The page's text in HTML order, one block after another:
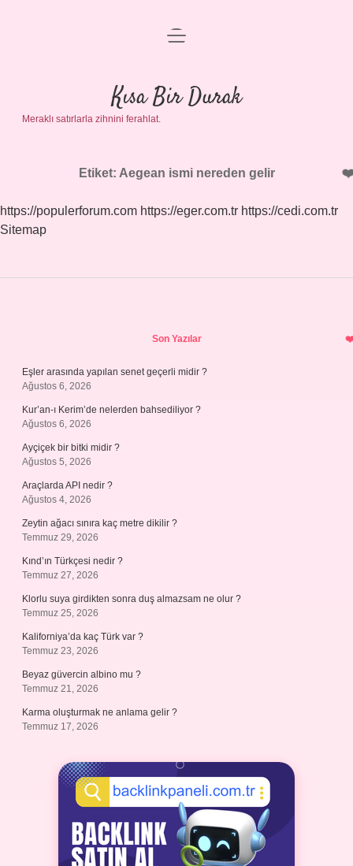
Anasayfa
Gizlilik Politikası
Yasal Uyarı
menüyü
Kısa Bir Durak
Meraklı satırlarla zihnini ferahlat.
Etiket: Aegean ismi nereden gelir
https://populerforum.com https://eger.com.tr https://cedi.com.tr
Sitemap
Son Yazılar
Eşler arasında yapılan senet geçerli midir ?
Ağustos 6, 2026
Kur’an-ı Kerim’de nelerden bahsediliyor ?
Ağustos 6, 2026
Ayçiçek bir bitki midir ?
Ağustos 5, 2026
Araçlarda API nedir ?
Ağustos 4, 2026
Zeytin ağacı sınıra kaç metre dikilir ?
Temmuz 29, 2026
Kınd’ın Türkçesi nedir ?
Temmuz 27, 2026
Klorlu suya girdikten sonra duş almazsam ne olur ?
Temmuz 25, 2026
Kaliforniya’da kaç Türk var ?
Temmuz 23, 2026
Beyaz güvercin albino mu ?
Temmuz 21, 2026
Karma oluşturmak ne anlama gelir ?
Temmuz 17, 2026